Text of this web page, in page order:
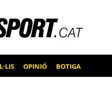
OPINIÓ BOTIGA